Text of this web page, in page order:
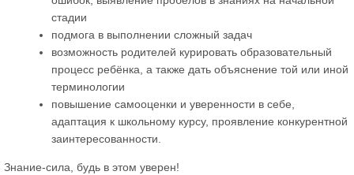
стадии
подмога в выполнении сложный задач
возможность родителей курировать образовательный
процесс ребёнка, а также дать объяснение той или иной
терминологии
повышение самооценки и уверенности в себе,
адаптация к школьному курсу, проявление конкурентной
заинтересованности.
Знание-сила, будь в этом уверен!